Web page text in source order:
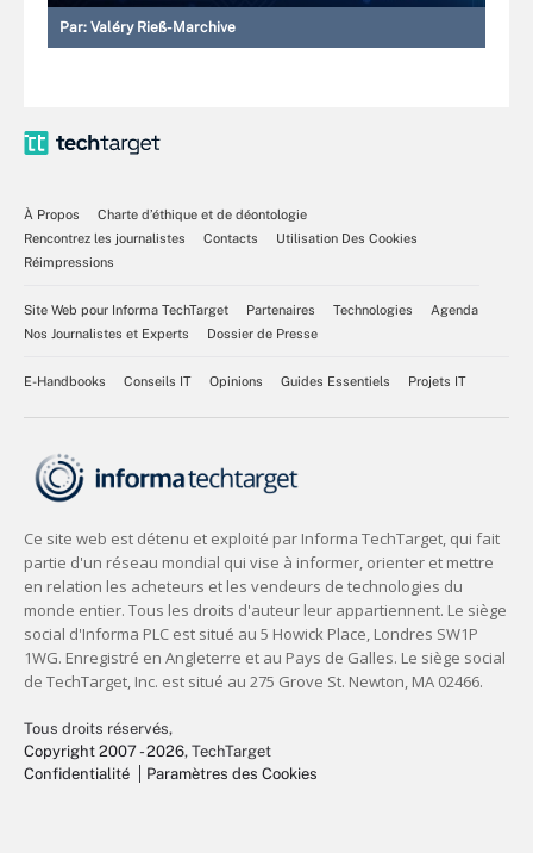
Par: Valéry Rieß-Marchive
À Propos
Charte d’éthique et de déontologie
Rencontrez les journalistes
Contacts
Utilisation Des Cookies
Réimpressions
Site Web pour Informa TechTarget Partenaires Technologies
Agenda
Nos Journalistes et Experts
Dossier de Presse
E-Handbooks Conseils IT Opinions Guides Essentiels Projets IT
Tous droits réservés,
Copyright 2007 - 2026, TechTarget
Confidentialité
Paramètres des Cookies